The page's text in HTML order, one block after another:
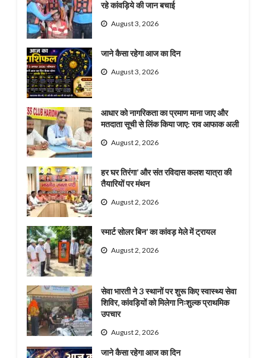
रहे कांवड़िये की जान बचाई
August 3, 2026
जाने कैसा रहेगा आज का दिन
August 3, 2026
आधार को नागरिकता का प्रमाण माना जाए और
मतदाता सूची से लिंक किया जाए: राव आफाक अली
August 2, 2026
हर घर तिरंगा’ और संत रविदास कलश यात्रा की
तैयारियों पर मंथन
August 2, 2026
स्मार्ट सोलर बिन’ का कांवड़ मेले में ट्रायल
August 2, 2026
सेवा भारती ने 3 स्थानों पर शुरू किए स्वास्थ्य सेवा
शिविर, कांवड़ियों को मिलेगा निःशुल्क प्राथमिक
उपचार
August 2, 2026
जाने कैसा रहेगा आज का दिन